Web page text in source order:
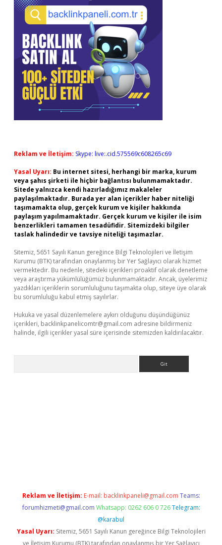
Reklam ve İletişim: Skype: live:.cid.575569c608265c69
Yasal Uyarı: Bu internet sitesi, herhangi bir marka, kurum
veya şahıs şirketi ile hiçbir bağlantısı bulunmamaktadır.
Sitede yalnızca kendi hazırladığımız makaleler
paylaşılmaktadır. Burada yer alan içerikler haber niteliği
taşımamakta olup, gerçek kurum ve kişiler hakkında
paylaşım yapılmamaktadır. Gerçek kurum ve kişiler ile isim
benzerlikleri tamamen tesadüfidir. Sitemizdeki bilgiler
taslak halindedir ve tavsiye niteliği taşımazlar.
Sitemiz, 5651 Sayılı Kanun gereğince Bilgi Teknolojileri ve İletişim
Kurumu (BTK) tarafından onaylanmış bir Yer Sağlayıcı olarak hizmet
vermektedir. Bu nedenle, sitedeki içerikleri proaktif olarak denetleme
veya araştırma yükümlülüğümüz bulunmamaktadır. Ancak, üyelerimiz
yazdıkları içeriklerin sorumluluğunu taşımakta olup, siteye üye olarak
bu sorumluluğu kabul etmiş sayılırlar.
Hukuka ve yasal düzenlemelere aykırı olduğunu düşündüğünüz
içerikleri, backlinkpanelicomtr@gmail.com adresine bildirmeniz
halinde, ilgili içerikler yasal süre içerisinde sitemizden kaldırılacaktır.
Reklam ve İletişim: E-mail: backlinkpaneli@gmail.com Teams:
forumhizmeti@gmail.com Whatsapp: 0262 606 0 726 Telegram:
@karabul
Yasal Uyarı: Sitemiz, 5651 Sayılı Kanun gereğince Bilgi Teknolojileri
ve İletişim Kurumu (BTK) tarafından onaylanmış bir Yer Sağlayıcı